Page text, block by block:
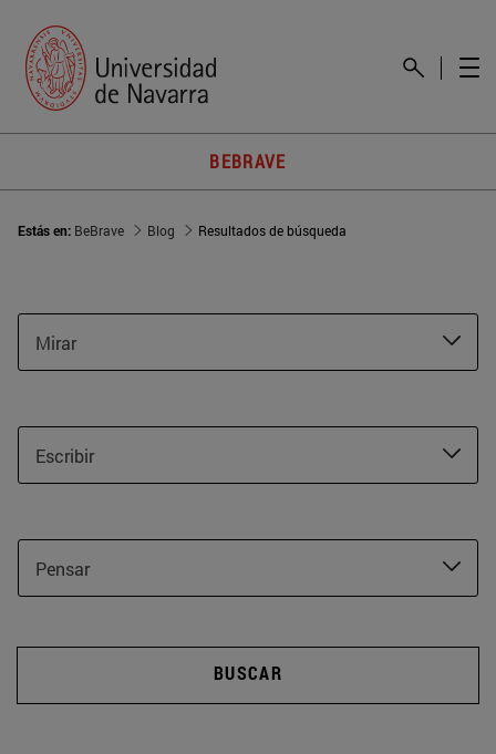
BEBRAVE
Estás en: BeBrave Blog Resultados de búsqueda
Mirar
Escribir
Pensar
BUSCAR